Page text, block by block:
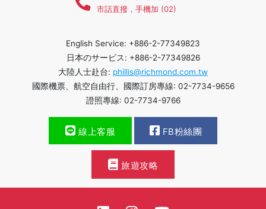
市話直撥，手機加 (02)
English Service: +886-2-77349823
日本のサービス: +886-2-77349826
大陸人士赴台: phillis@richmond.com.tw
國際機票、航空自由行、國際訂房專線: 02-7734-9656
證照專線: 02-7734-9766
線上客服 FB粉絲團
旅遊攻略